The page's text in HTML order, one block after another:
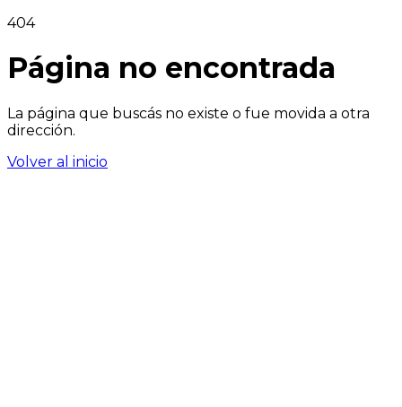
404
Página no encontrada
La página que buscás no existe o fue movida a otra
dirección.
Volver al inicio